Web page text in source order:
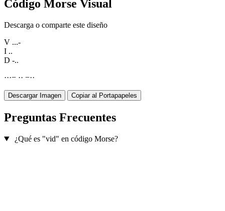
Código Morse Visual
Descarga o comparte este diseño
V ...-
I ..
D -..
···− ·· −··
Descargar Imagen Copiar al Portapapeles
Preguntas Frecuentes
¿Qué es "vid" en código Morse?